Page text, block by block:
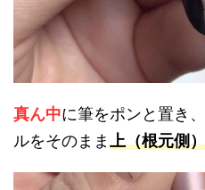
真ん中に筆をポンと置き
ルをそのまま上（根元側